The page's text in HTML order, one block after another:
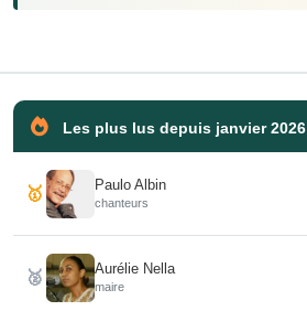
Les plus lus depuis janvier 2026
🥇 Paulo Albin
chanteurs
🥈 Aurélie Nella
maire